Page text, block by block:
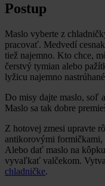
Postup
Maslo vyberte z
pracovať. Medvedí
tiež najemno. Kto chce,
čerstvý tymian alebo
lyžicu najemno
Do misy dajte maslo, soľ
Maslo sa tak dobre
Z hotovej zmesi upravte
antikorovými
Alebo dať maslo na
vyvaľkať valčekom.
chladničke.